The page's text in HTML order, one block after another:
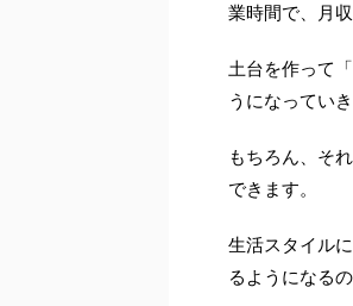
業時間で、月
土台を作って
うになっていき
もちろん、そ
できます。
生活スタイル
るようになる